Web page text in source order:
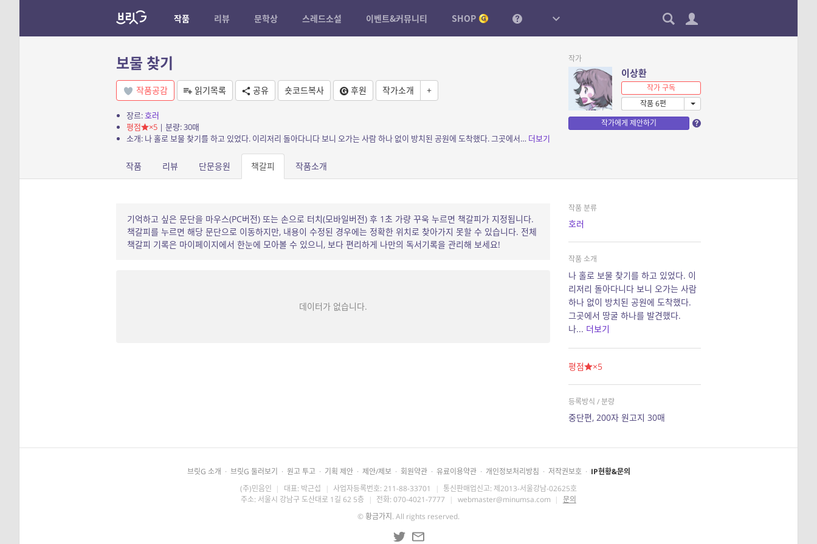
작품 리뷰 문학상 스레드소설 이벤트&커뮤니티 SHOP
보물 찾기
작품공감 읽기목록 공유 숏코드복사 후원 작가소개 +
장르:호러
평점
×5| 분량: 30매
소개: 나 홀로 보물 찾기를 하고 있었다. 이리저리 돌아다니다 보니 오가는 사람 하나 없이 방치된 공원에 도착했다. 그곳에서 땅굴 하나를 발견했다. 나는 홀린 듯 맨손으로 땅굴을 더 파내... 더보기
작가
이상환
작가 구독
작품 6편
작가에게 제안하기
작품 리뷰 단문응원 책갈피 작품소개
기억하고 싶은 문단을 마우스(PC버전) 또는 손으로 터치(모바일버전) 후 1초 가량 꾸욱 누르면 책갈피가 지정됩니다.
책갈피를 누르면 해당 문단으로 이동하지만, 내용이 수정된 경우에는 정확한 위치로 찾아가지 못할 수 있습니다. 전체
책갈피 기록은 마이페이지에서 한눈에 모아볼 수 있으니, 보다 편리하게 나만의 독서기록을 관리해 보세요!
데이터가 없습니다.
작품 분류
호러
작품 소개
나 홀로 보물 찾기를 하고 있었다. 이
리저리 돌아다니다 보니 오가는 사람
하나 없이 방치된 공원에 도착했다.
그곳에서 땅굴 하나를 발견했다.
나... 더보기
평점 ×5
등록방식 / 분량
중단편, 200자 원고지 30매
브릿G 소개 · 브릿G 둘러보기 · 원고 투고 · 기획 제안 · 제안/제보 · 회원약관 · 유료이용약관 · 개인정보처리방침 · 저작권보호 · IP현황&문의
(주)민음인 | 대표: 박근섭 | 사업자등록번호: 211-88-33701 | 통신판매업신고: 제2013-서울강남-02625호
주소: 서울시 강남구 도산대로 1길 62 5층 | 전화: 070-4021-7777 | webmaster@minumsa.com | 문의
©황금가지 . All rights reserved.